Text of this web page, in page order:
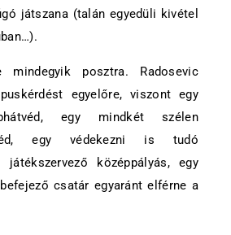
játszana (talán egyedüli kivétel
mindegyik posztra. Radosevic
egyelőre, viszont egy
egy mindkét szélen
egy védekezni is tudó
játékszervező középpályás, egy
csatár egyaránt elférne a